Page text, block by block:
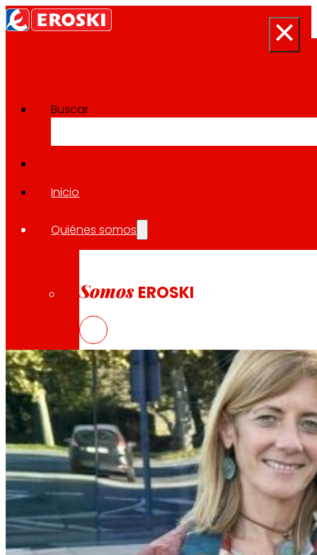
Buscar
Inicio
Quiénes somos
Somos EROSKI
Así somos
Todo nuestro ADN: un viaje por la misión, la
Cooperativa
Somos por y para las personas. Descubre
Sala de prensa
Volver a todas las noticias
29.11.2024
EROSKI y la Mancomunidad